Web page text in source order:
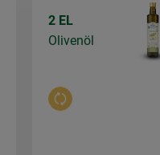
2 EL
Olivenöl
Auswahl ändern